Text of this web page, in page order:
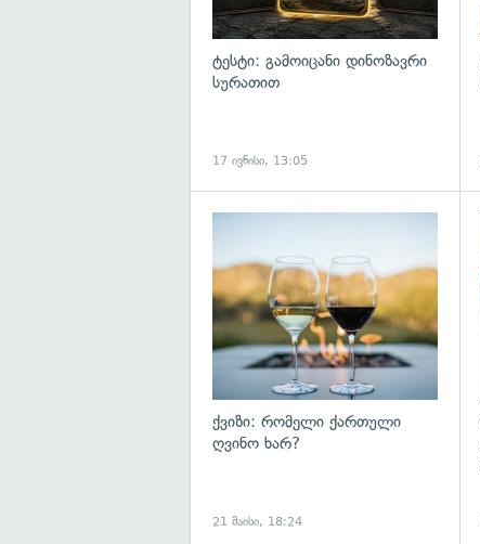
ტესტი: გამოიცანი დინოზავრი
სურათით
17 ივნისი, 13:05
ქვიზი: რომელი ქართული
ღვინო ხარ?
21 მაისი, 18:24